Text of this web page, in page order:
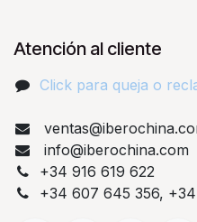
Atención al cliente
Click para queja o
info@iberochina.com
+34 916 619 622
+34 607 645 356,